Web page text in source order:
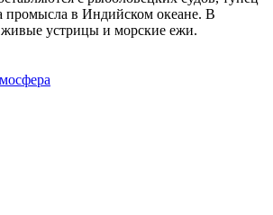
промысла в Индийском океане. В
устрицы и морские ежи.